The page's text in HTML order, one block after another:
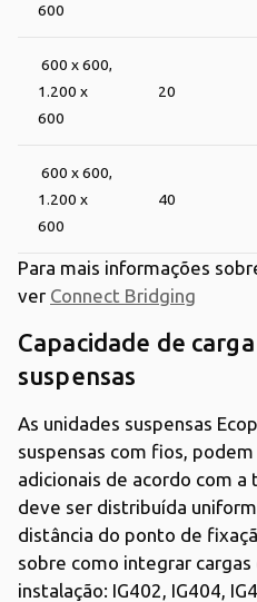
600
600 x 600,
1.200 x
600
20
600 x 600,
1.200 x
600
40
Para mais informações
ver Connect Bridging
Capacidade de
suspensas
As unidades suspensas
suspensas com fios,
adicionais de acordo com a
deve ser distribuída
distância do ponto de
sobre como integrar
instalação: IG402, IG404,